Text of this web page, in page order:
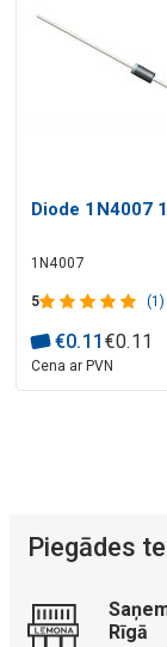
Diode 1N4007
1N4007
5 (1)
€0.11 €0.11
Cena ar PVN
Piegādes
Rīgā